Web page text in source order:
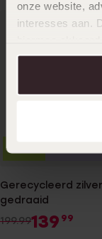
onze website,
interesses aan.
aanpassen.
Gerecycleerd
gedraaid
199.99139 99